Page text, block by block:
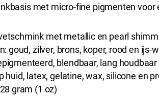
met micro-fine pigmenten
met metallic en pearl
goud, zilver, brons, koper, rood en ijs-
blendbaar, lang houdbaar
huid, latex, gelatine, wax, silicone en
gram (1 oz)